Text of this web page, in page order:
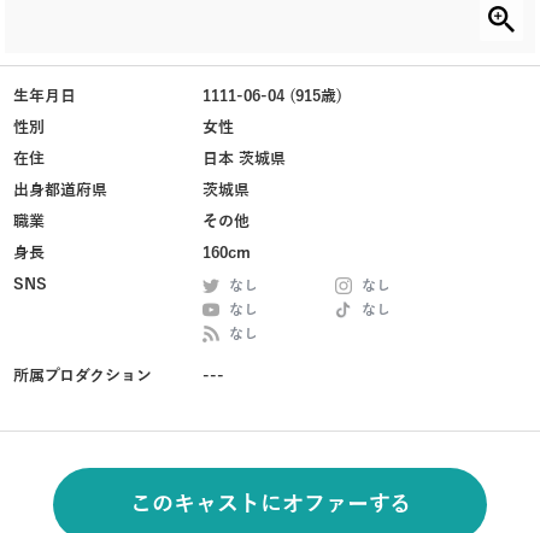
生年月日
1111-06-04 (915歳)
性別
女性
在住
日本 茨城県
出身都道府県
茨城県
職業
その他
身長
160cm
SNS
なし
なし
なし
なし
なし
所属プロダクション ---
このキャストにオファーする